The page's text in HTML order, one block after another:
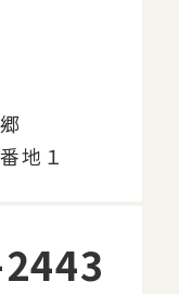
地１